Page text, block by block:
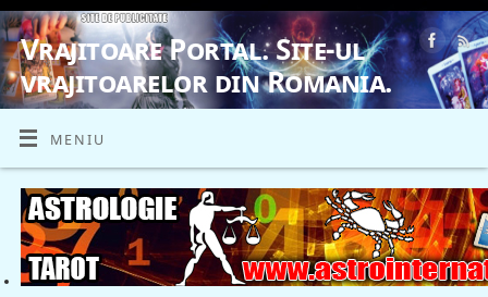
Vrajitoare Portal. Site-ul
vrajitoarelor din Romania.
VRAJITOARE, VRAJITOARELE, VRAJITOARE
MENIU